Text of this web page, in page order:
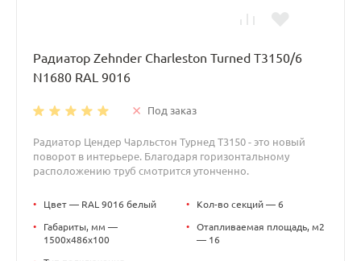
Радиатор Zehnder Charleston Turned T3150/6
N1680 RAL 9016
Под заказ
Радиатор Цендер Чарльстон Турнед T3150 - это новый
поворот в интерьере. Благодаря горизонтальному
расположению труб смотрится утонченно.
• Цвет — RAL 9016 белый
•
Габариты, мм —
1500x486x100
• Кол-во секций — 6
•
Отапливаемая площадь, м2
— 16